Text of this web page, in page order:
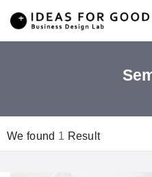
We found 1 Result